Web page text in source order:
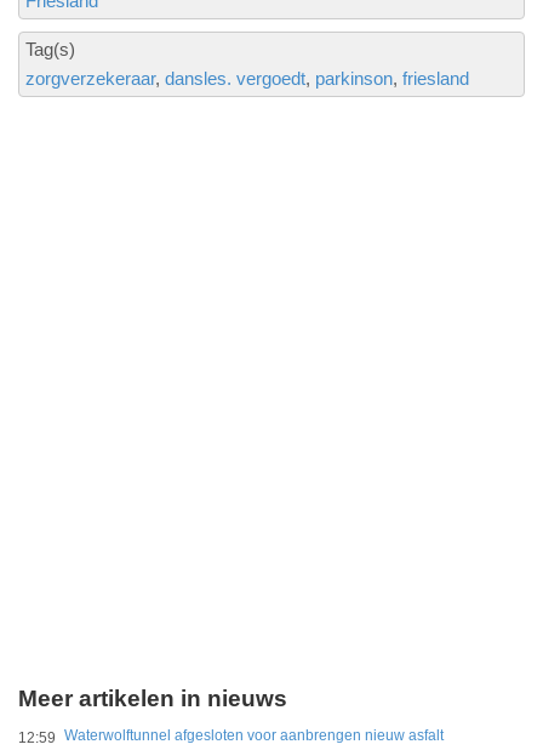
Tag(s)
zorgverzekeraar dansles. vergoedt parkinson friesland
Meer artikelen in nieuws
12:59 Waterwolftunnel afgesloten voor aanbrengen nieuw asfalt